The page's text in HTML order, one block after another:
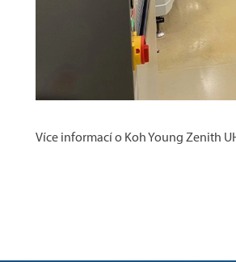
Více informací o Koh Young Zenith